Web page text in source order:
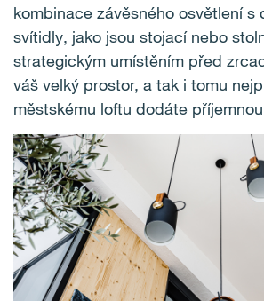
kombinace závěsného osvětlení s
svítidly, jako jsou stojací nebo
strategickým umístěním před
váš velký prostor, a tak i tomu
městskému loftu dodáte